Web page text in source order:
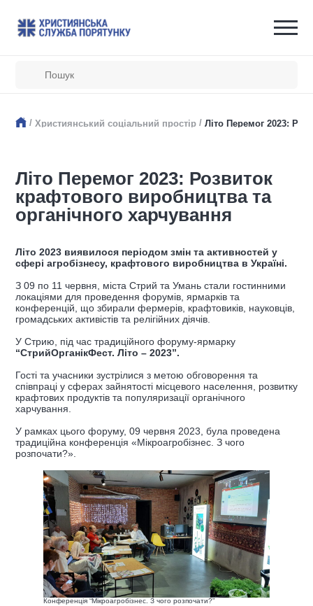
/ Християнський соціальний простір / Літо Перемог 2023:
Літо Перемог 2023: Розвиток
крафтового виробництва та
органічного харчування
Літо 2023 виявилося періодом змін та активностей у
сфері агробізнесу, крафтового виробництва в Україні.
З 09 по 11 червня, міста Стрий та Умань стали гостинними
локаціями для проведення форумів, ярмарків та
конференцій, що збирали фермерів, крафтовиків, науковців,
громадських активістів та релігійних діячів.
У Стрию, під час традиційного форуму-ярмарку
“СтрийОрганікФест. Літо – 2023”.
Гості та учасники зустрілися з метою обговорення та
співпраці у сферах зайнятості місцевого населення, розвитку
крафтових продуктів та популяризації органічного
харчування.
У рамках цього форуму, 09 червня 2023, була проведена
традиційна конференція «Мікроагробізнес. З чого
розпочати?».
Конференція “Мікроагробізнес. З чого розпочати?”